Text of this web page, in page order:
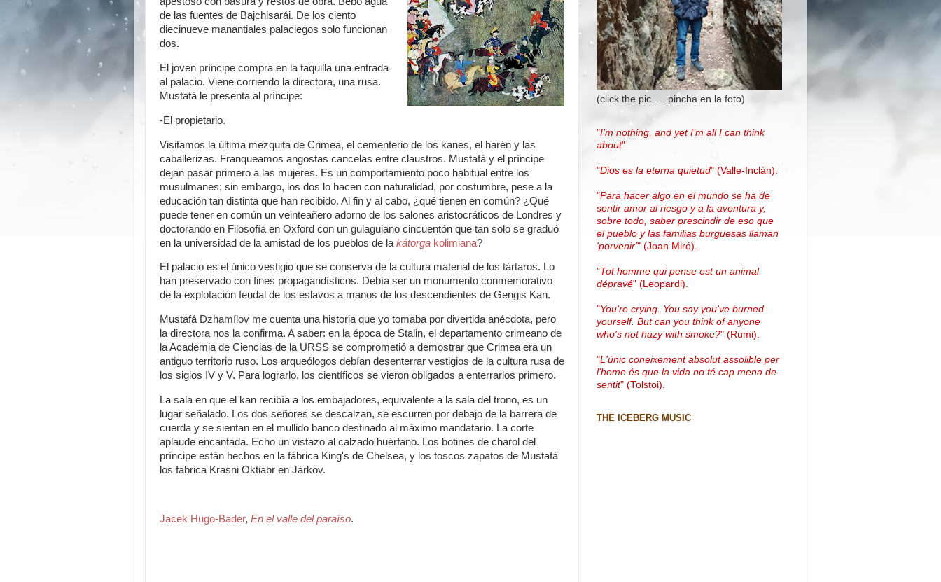
de las fuentes de Bajchisarái. De los ciento
diecinueve manantiales palaciegos solo funcionan
dos.
El joven príncipe compra en la taquilla una entrada
al palacio. Viene corriendo la directora, una rusa.
Mustafá le presenta al príncipe:
-El propietario.
Visitamos la última mezquita de Crimea, el cementerio de los kanes, el harén y las
caballerizas. Franqueamos angostas cancelas entre claustros. Mustafá y el príncipe
dejan pasar primero a las mujeres. Es un comportamiento poco habitual entre los
musulmanes; sin embargo, los dos lo hacen con naturalidad, por costumbre, pese a la
educación tan distinta que han recibido. Al fin y al cabo, ¿qué tienen en común? ¿Qué
puede tener en común un veinteañero adorno de los salones aristocráticos de Londres y
doctorando en Filosofía en Oxford con un gulaguiano cincuentón que tan solo se graduó
en la universidad de la amistad de los pueblos de la kátorga kolimiana?
El palacio es el único vestigio que se conserva de la cultura material de los tártaros. Lo
han preservado con fines propagandísticos. Debía ser un monumento conmemorativo
de la explotación feudal de los eslavos a manos de los descendientes de Gengis Kan.
Mustafá Dzhamílov me cuenta una historia que yo tomaba por divertida anécdota, pero
la directora nos la confirma. A saber: en la época de Stalin, el departamento crimeano de
la Academia de Ciencias de la URSS se comprometió a demostrar que Crimea era un
antiguo territorio ruso. Los arqueólogos debían desenterrar vestigios de la cultura rusa de
los siglos IV y V. Para lograrlo, los científicos se vieron obligados a enterrarlos primero.
La sala en que el kan recibía a los embajadores, equivalente a la sala del trono, es un
lugar señalado. Los dos señores se descalzan, se escurren por debajo de la barrera de
cuerda y se sientan en el mullido banco destinado al máximo mandatario. La corte
aplaude encantada. Echo un vistazo al calzado huérfano. Los botines de charol del
príncipe están hechos en la fábrica King's de Chelsea, y los toscos zapatos de Mustafá
los fabrica Krasni Oktiabr en Járkov.
Jacek Hugo-Bader, En el valle del paraíso.
(click the pic. ... pincha en la foto)
"I’m nothing, and yet I’m all I can think
about".
"Dios es la eterna quietud" (Valle-Inclán)
"Para hacer algo en el mundo se ha de
sentir amor al riesgo y a la aventura y,
sobre todo, saber prescindir de eso que
el pueblo y las familias burguesas llaman
'porvenir'" (Joan Miró)
"Tot homme qui pense est un animal
dépravé" (Leopardi).
"You're crying. You say you've burned
yourself. But can you think of anyone
who's not hazy with smoke?" (Rumi).
"L'únic coneixement absolut assolible per
l'home és que la vida no té cap mena de
sentit" (Tolstoi).
THE ICEBERG MUSIC